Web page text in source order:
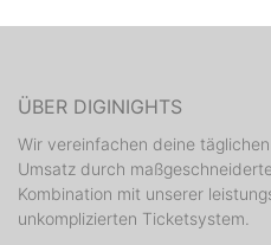
ÜBER DIGINIGHTS
Wir vereinfachen deine
Umsatz durch
Kombination mit unserer
unkomplizierten Ticketsystem.